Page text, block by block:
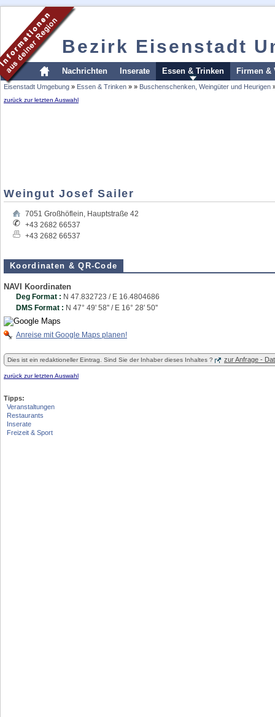
Bezirk Eisenstadt
Nachrichten Inserate Essen & Trinken Firmen &
Eisenstadt Umgebung » Essen & Trinken » » Buschenschenken, Weingüter und Heurigen
zurück zur letzten Auswahl
Weingut Josef Sailer
7051 Großhöflein, Hauptstraße 42
+43 2682 66537
+43 2682 66537
Koordinaten & QR-Code
NAVI Koordinaten
Deg Format : N 47.832723 / E 16.4804686
DMS Format : N 47° 49' 58'' / E 16° 28' 50''
Anreise mit Google Maps planen!
Dies ist ein redaktioneller Eintrag. Sind Sie der Inhaber dieses Inhaltes ? zur Anfrage -
zurück zur letzten Auswahl
Tipps:
Veranstaltungen
Restaurants
Inserate
Freizeit & Sport